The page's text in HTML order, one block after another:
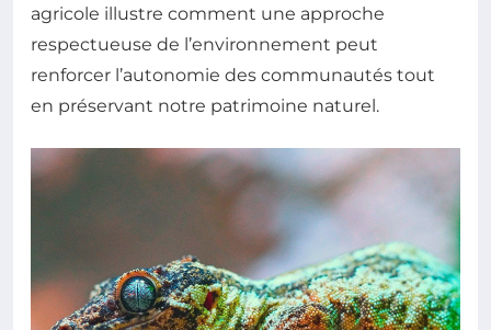
agricole illustre comment une approche
respectueuse de l’environnement peut
renforcer l’autonomie des communautés tout
en préservant notre patrimoine naturel.